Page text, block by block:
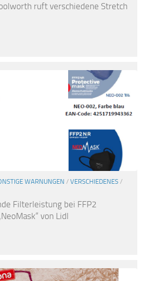
ruft verschiedene Stretch
WARNUNGEN / VERSCHIEDENES /
Filterleistung bei FFP2
von Lidl